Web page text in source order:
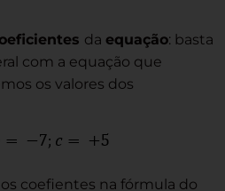
da equação: basta
com a equação que
os valores dos
coefientes na fórmula do